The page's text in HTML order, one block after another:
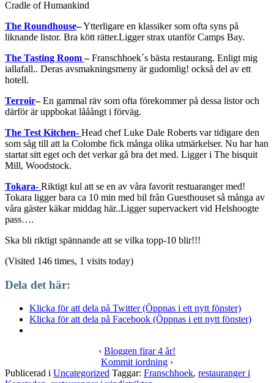
Cradle of Humankind
The Roundhouse–Ytterligare en klassiker som ofta syns på
liknande listor. Bra kött rätter.Ligger strax utanför Camps Bay.
The Tasting Room–Franschhoek´s bästa restaurang. Enligt mig
iallafall.. Deras avsmakningsmeny är gudomlig! också del av ett
hotell.
Terroir–En gammal räv som ofta förekommer på dessa listor och
därför är uppbokat lååångt i förväg.
The Test Kitchen- Head chef Luke Dale Roberts var tidigare den
som såg till att la Colombe fick många olika utmärkelser. Nu har han
startat sitt eget och det verkar gå bra det med. Ligger i The bisquit
Mill, Woodstock.
Tokara- Riktigt kul att se en av våra favorit restuaranger med!
Tokara ligger bara ca 10 min med bil från Guesthouset så många av
våra gäster käkar middag här..Ligger supervackert vid Helshoogte
pass….
Ska bli riktigt spännande att se vilka topp-10 blir!!!
(Visited 146 times, 1 visits today)
Dela det här:
Klicka för att dela på Twitter (Öppnas i ett nytt fönster)
Klicka för att dela på Facebook (Öppnas i ett nytt fönster)
‹ Bloggen firar 4 år!
Kommit iordning ›
Publicerad i Uncategorized Taggar: Franschhoek, restauranger i